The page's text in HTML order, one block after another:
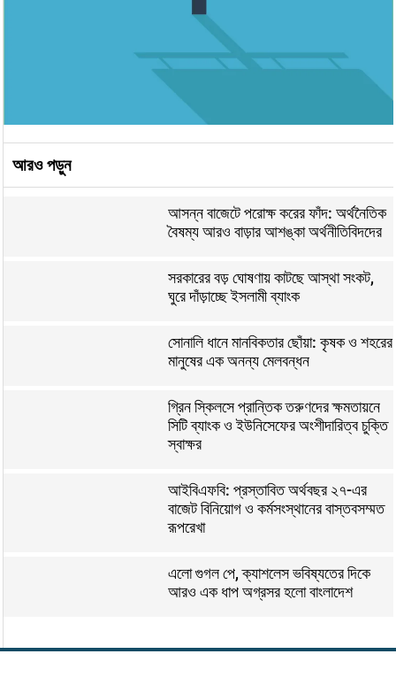
আরও পড়ুন
আসন্ন বাজেটে পরোক্ষ করের ফাঁদ: অর্থনৈতিক
বৈষম্য আরও বাড়ার আশঙ্কা অর্থনীতিবিদদের
সরকারের বড় ঘোষণায় কাটছে আস্থা সংকট,
ঘুরে দাঁড়াচ্ছে ইসলামী ব্যাংক
সোনালি ধানে মানবিকতার ছোঁয়া: কৃষক ও শহরের
মানুষের এক অনন্য মেলবন্ধন
গ্রিন স্কিলসে প্রান্তিক তরুণদের ক্ষমতায়নে
সিটি ব্যাংক ও ইউনিসেফের অংশীদারিত্ব চুক্তি
স্বাক্ষর
আইবিএফবি: প্রস্তাবিত অর্থবছর ২৭-এর
বাজেট বিনিয়োগ ও কর্মসংস্থানের বাস্তবসম্মত
রূপরেখা
এলো গুগল পে, ক্যাশলেস ভবিষ্যতের দিকে
আরও এক ধাপ অগ্রসর হলো বাংলাদেশ